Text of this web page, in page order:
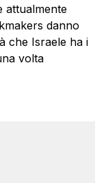
attualmente
danno
che Israele ha i
volta